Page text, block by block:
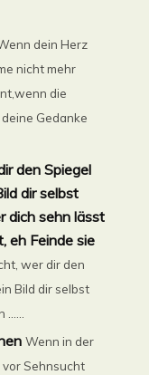
dein Herz
nicht mehr
die
Gedanke
den Spiegel
dir selbst
dich sehn lässt
eh Feinde sie
wer dir den
Bild dir selbst
Wenn in der
Sehnsucht